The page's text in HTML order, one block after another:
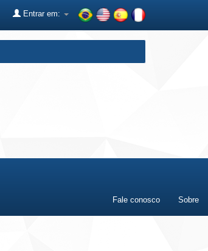
Entrar em:
Fale conosco Sobre